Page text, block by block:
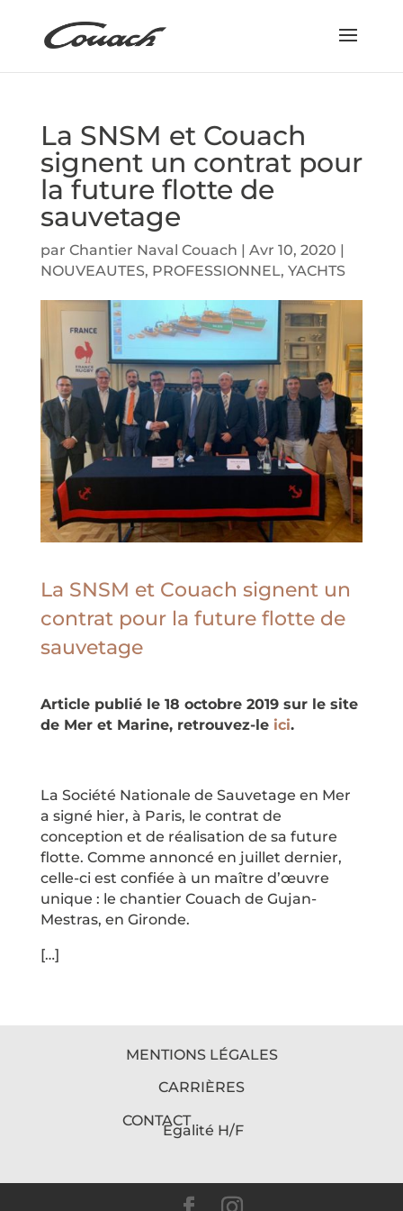
La SNSM et Couach
signent un contrat pour
la future flotte de
sauvetage
par Chantier Naval Couach | Avr 10, 2020 |
NOUVEAUTES, PROFESSIONNEL, YACHTS
La SNSM et Couach signent un
contrat pour la future flotte de
sauvetage
Article publié le 18 octobre 2019 sur le site
de Mer et Marine, retrouvez-le ici.
La Société Nationale de Sauvetage en Mer
a signé hier, à Paris, le contrat de
conception et de réalisation de sa future
flotte. Comme annoncé en juillet dernier,
celle-ci est confiée à un maître d’œuvre
unique : le chantier Couach de Gujan-
Mestras, en Gironde.
[…]
MENTIONS LÉGALES
CARRIÈRES
CONTACT
Egalité H/F